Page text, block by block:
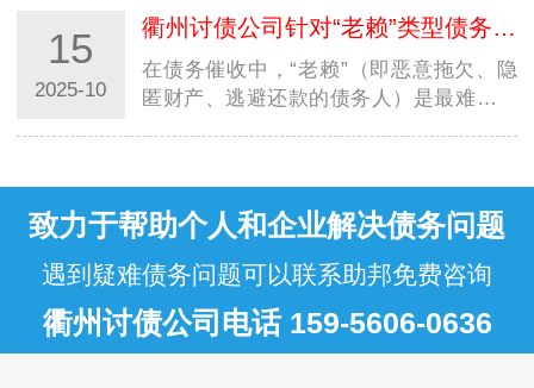
同规模的西安讨债公司，明确其法律咨询
服务的 “范围” 与 “收费规则”，既能避免
误…
15
2025-10
衢州讨债公司针对“老赖”类型债务人，有特殊催收方案吗？
在债务催收中，“老赖”（即恶意拖欠、隐
匿财产、逃避还款的债务人）是最难处理
及跨省 “老赖” 的多样规避手段，西安讨
债…
致力于帮助个人和企业解决债务问题
遇到疑难债务问题可以联系助邦免费咨询
衢州讨债公司电话 159-5606-0636